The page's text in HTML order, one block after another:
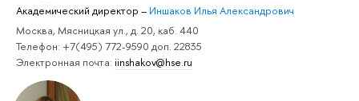
Академический директор – Иншаков Илья Александрович
Москва, Мясницкая ул., д. 20, каб. 440
Телефон: +7(495) 772-9590 доп. 22835
Электронная почта: iinshakov@hse.ru